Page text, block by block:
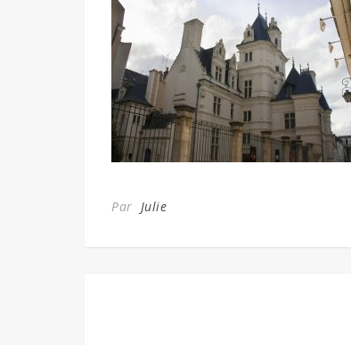
Par Julie